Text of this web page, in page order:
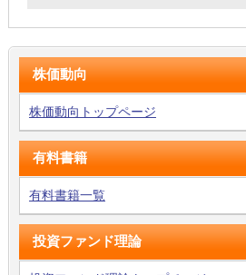
株価動向
株価動向トップページ
有料書籍
有料書籍一覧
投資ファンド理論